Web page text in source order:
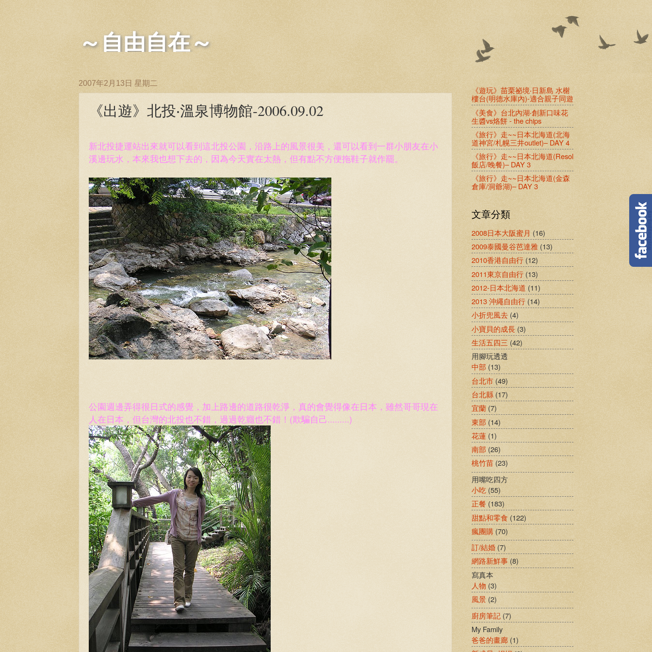
～自由自在～
2007年2月13日 星期二
《出遊》北投‧溫泉博物館-2006.09.02
新北投捷運站出來就可以看到這北投公園，沿路上的風景很美，還可以看到一群小朋友在小
溪邊玩水，本來我也想下去的，因為今天實在太熱，但有點不方便拖鞋子就作罷。
公園週邊弄得很日式的感覺，加上路邊的道路很乾淨，真的會覺得像在日本，雖然哥哥現在
人在日本，但台灣的北投也不錯，過過乾癮也不錯！(欺騙自己.........)
《遊玩》苗栗祕境‧日新島 水榭
樓台(明德水庫內)-適合親子同遊
《美食》台北內湖‧創新口味花
生醬vs烙餅 - the chips
《旅行》走~~日本北海道(北海
道神宮/札幌三井outlet)– DAY 4
《旅行》走~~日本北海道(Resol
飯店/晚餐)– DAY 3
《旅行》走~~日本北海道(金森
倉庫/洞爺湖)– DAY 3
文章分類
2008日本大阪蜜月 (16)
2009泰國曼谷芭達雅 (13)
2010香港自由行 (12)
2011東京自由行 (13)
2012-日本北海道 (11)
2013 沖繩自由行 (14)
小折兜風去 (4)
小寶貝的成長 (3)
生活五四三 (42)
用腳玩透透
中部 (13)
台北市 (49)
台北縣 (17)
宜蘭 (7)
東部 (14)
花蓮 (1)
南部 (26)
桃竹苗 (23)
用嘴吃四方
小吃 (55)
正餐 (183)
甜點和零食 (122)
瘋團購 (70)
訂/結婚 (7)
網路新鮮事 (8)
寫真本
人物 (3)
風景 (2)
廚房筆記 (7)
My Family
爸爸的畫廊 (1)